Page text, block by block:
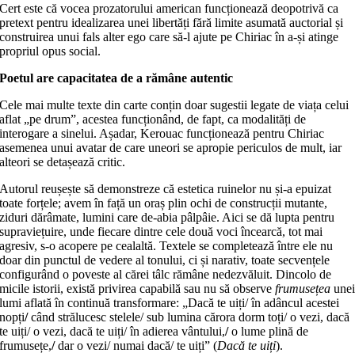
Cert este că vocea prozatorului american funcționează deopotrivă ca
pretext pentru idealizarea unei libertăți fără limite asumată auctorial și
construirea unui fals alter ego care să-l ajute pe Chiriac în a-și atinge
propriul opus social.
Poetul are capacitatea de a rămâne autentic
Cele mai multe texte din carte conțin doar sugestii legate de viața celui
aflat „pe drum”, acestea funcționând, de fapt, ca modalități de
interogare a sinelui. Așadar, Kerouac funcționează pentru Chiriac
asemenea unui avatar de care uneori se apropie periculos de mult, iar
alteori se detașează critic.
Autorul reușește să demonstreze că estetica ruinelor nu și-a epuizat
toate forțele; avem în față un oraș plin ochi de construcții mutante,
ziduri dărâmate, lumini care de-abia pâlpâie. Aici se dă lupta pentru
supraviețuire, unde fiecare dintre cele două voci încearcă, tot mai
agresiv, s-o acopere pe cealaltă. Textele se completează între ele nu
doar din punctul de vedere al tonului, ci și narativ, toate secvențele
configurând o poveste al cărei tâlc rămâne nedezvăluit. Dincolo de
micile istorii, există privirea capabilă sau nu să observefrumusețea unei
lumi aflată în continuă transformare: „Dacă te uiți/ în adâncul acestei
nopți/când strălucesc stelele/ sub lumina cărora dorm toți/ o vezi, dacă
te uiți/ o vezi, dacă te uiți/ în adierea vântului,/o lume plină de
frumusețe,/dar o vezi/ numai dacă/ te uiți” (Dacă te uiți).